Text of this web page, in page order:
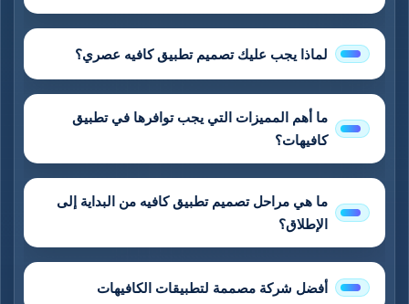
لماذا يجب عليك تصميم تطبيق كافيه عصري؟
ما أهم المميزات التي يجب توافرها في تطبيق
كافيهات؟
ما هي مراحل تصميم تطبيق كافيه من البداية إلى
الإطلاق؟
أفضل شركة مصممة لتطبيقات الكافيهات